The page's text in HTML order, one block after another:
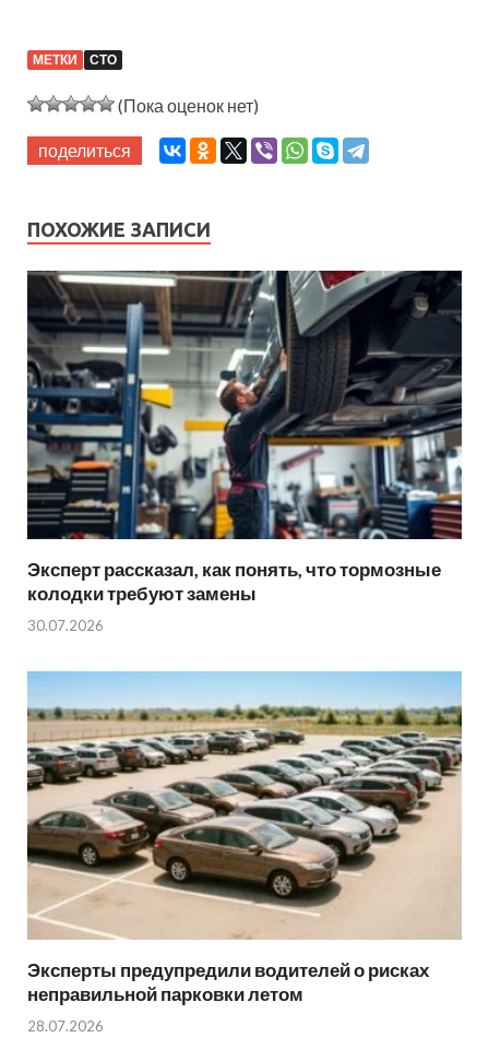
МЕТКИ СТО
(Пока оценок нет)
поделиться
ПОХОЖИЕ ЗАПИСИ
Эксперт рассказал, как понять, что тормозные
колодки требуют замены
30.07.2026
Эксперты предупредили водителей о рисках
неправильной парковки летом
28.07.2026